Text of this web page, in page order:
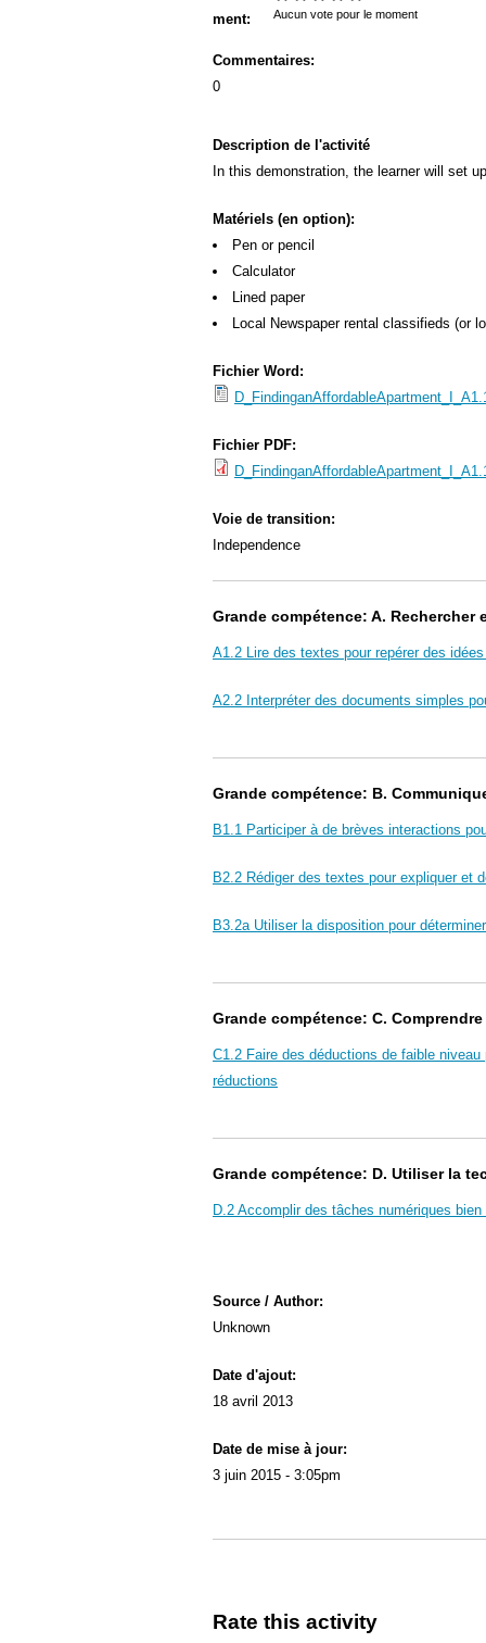
ment:
Aucun vote pour le moment
Commentaires:
0
Description de l'activité
In this demonstration, the learner will set
Matériels (en option):
Pen or pencil
Calculator
Lined paper
Local Newspaper rental classifieds (or
Fichier Word:
Fichier PDF:
Voie de transition:
Independence
Grande compétence: A.
A1.2 Lire des textes pour repérer des
A2.2 Interpréter des documents simples
Grande compétence: B.
B1.1 Participer à de brèves interactions
B2.2 Rédiger des textes pour expliquer et
B3.2a Utiliser la disposition pour
Grande compétence: C.
C1.2 Faire des déductions de faible
réductions
Grande compétence: D. Utiliser la
D.2 Accomplir des tâches numériques
Source / Author:
Unknown
Date d'ajout:
18 avril 2013
Date de mise à jour:
3 juin 2015 - 3:05pm
Rate this activity